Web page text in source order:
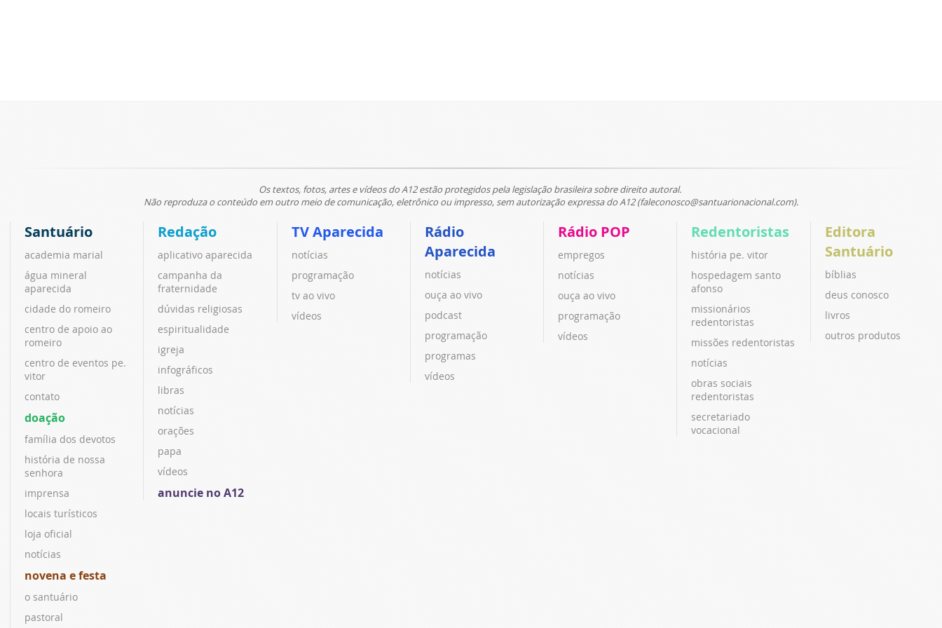
Os textos, fotos, artes e vídeos do A12 estão protegidos pela legislação brasileira sobre direito autoral.
Não reproduza o conteúdo em outro meio de comunicação, eletrônico ou impresso, sem autorização expressa do A12 (faleconosco@santuarionacional.com).
Santuário
academia marial
água mineral
aparecida
cidade do romeiro
centro de apoio ao
romeiro
centro de eventos pe.
vitor
contato
doação
família dos devotos
história de nossa
senhora
imprensa
locais turísticos
loja oficial
notícias
novena e festa
o santuário
pastoral
Redação
aplicativo aparecida
campanha da
fraternidade
dúvidas religiosas
espiritualidade
igreja
infográficos
libras
notícias
orações
papa
vídeos
anuncie no A12
TV Aparecida
notícias
programação
tv ao vivo
vídeos
Rádio
Aparecida
notícias
ouça ao vivo
podcast
programação
programas
vídeos
Rádio POP
empregos
notícias
ouça ao vivo
programação
vídeos
Redentoristas
história pe. vitor
hospedagem santo
afonso
missionários
redentoristas
missões redentoristas
notícias
obras sociais
redentoristas
secretariado
vocacional
Editora
Santuário
bíblias
deus conosco
livros
outros produtos